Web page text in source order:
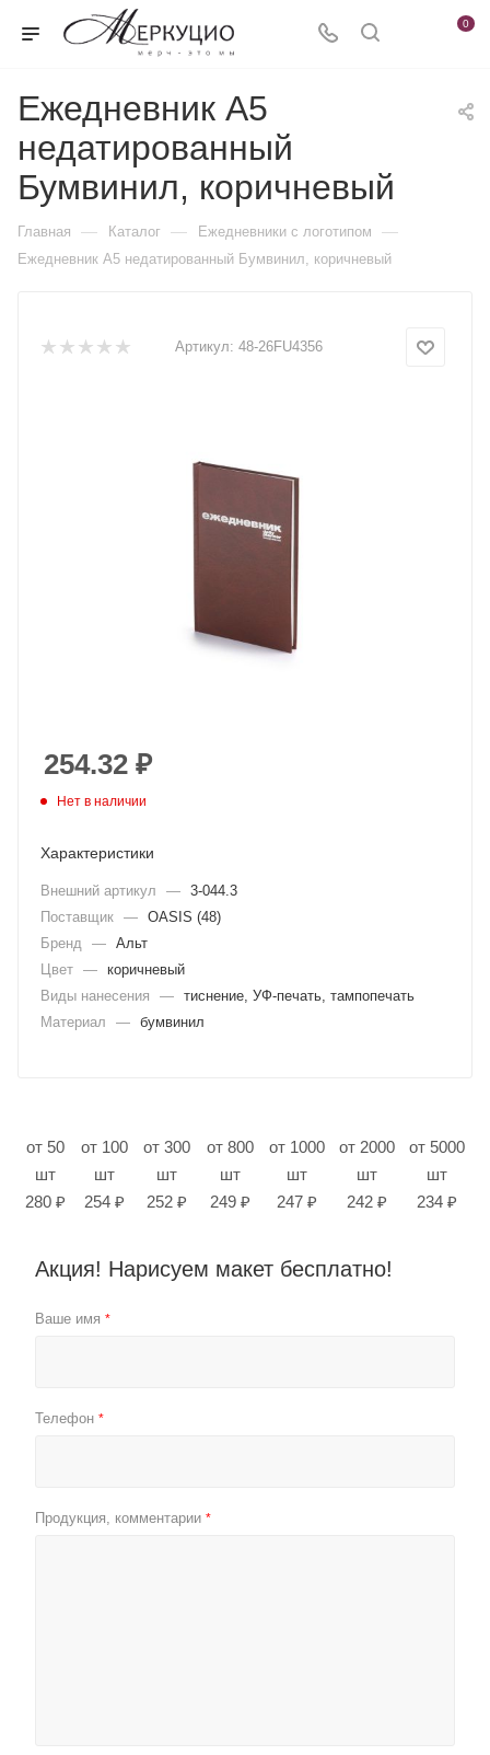
0
Ежедневник А5
недатированный
Бумвинил, коричневый
Главная — Каталог — Ежедневники c логотипом —
Ежедневник А5 недатированный Бумвинил, коричневый
Артикул: 48-26FU4356
254.32 ₽
Нет в наличии
Характеристики
Внешний артикул — 3-044.3
Поставщик — OASIS (48)
Бренд
— Альт
Цвет — коричневый
Виды нанесения
— тиснение, УФ-печать, тампопечать
Материал
— бумвинил
от 50
шт
280 ₽
от 100
шт
254 ₽
от 300
шт
252 ₽
от 800
шт
249 ₽
от 1000
шт
247 ₽
от 2000
шт
242 ₽
от 5000
шт
234 ₽
Акция! Нарисуем макет бесплатно!
Ваше имя *
Телефон *
Продукция, комментарии *